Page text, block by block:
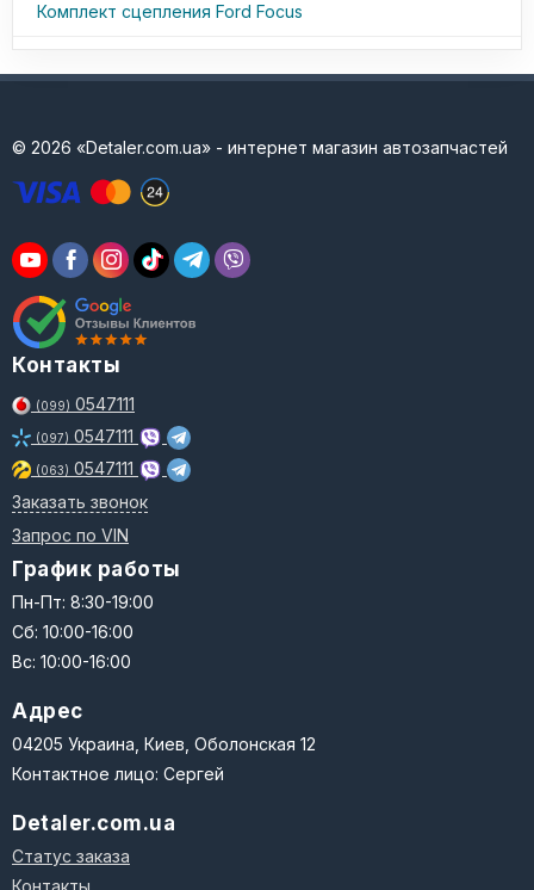
Комплект сцепления Ford Focus
© 2026 «Detaler.com.ua» - интернет магазин автозапчастей
Контакты
(099) 0547111
(097) 0547111
(063) 0547111
Заказать звонок
Запрос по VIN
График работы
Пн-Пт: 8:30-19:00
Сб: 10:00-16:00
Вс: 10:00-16:00
Адрес
04205 Украина, Киев, Оболонская 12
Контактное лицо: Сергей
Detaler.com.ua
Статус заказа
Контакты